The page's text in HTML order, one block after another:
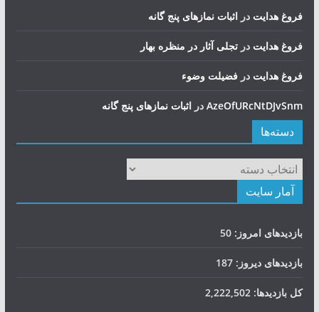
فروغ هدایت در اثبات نمازهای پنج گانه
فروغ هدایت در تجلی آثار در منظره بهار
فروغ هدایت در فضيلت وضوء
AzeOfURcNtDJvSnmدر اثبات نمازهای پنج گانه
دسته‌ها
دسته‌ها
آمار سایت
بازدیدهای امروز: 50
بازدیدهای دیروز: 187
کل بازدیدها: 2,222,502